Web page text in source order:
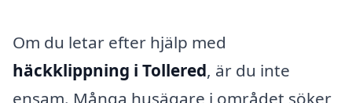
Om du letar efter hjälp med
häckklippning i Tollered, är du inte
ensam. Många husägare i området söker